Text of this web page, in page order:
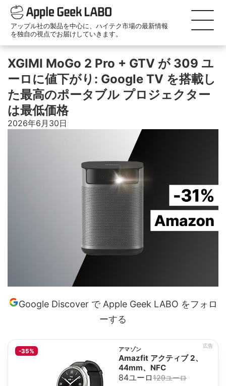
アップル社の製品を中心に、ハイテク市場の最新情報
を独自の視点でお届けしていきます。
XGIMI MoGo 2 Pro + GTV が 309 ユ
ーロに値下がり: Google TV を搭載し
た最高のポータブル プロジェクター
は最低価格
2026年6月30日
Google Discover で Apple Geek LABO をフォロ
ーする
広告
-35% アマゾン
Amazfit アクティブ 2、
44mm、NFC
84ユーロ129ユーロ